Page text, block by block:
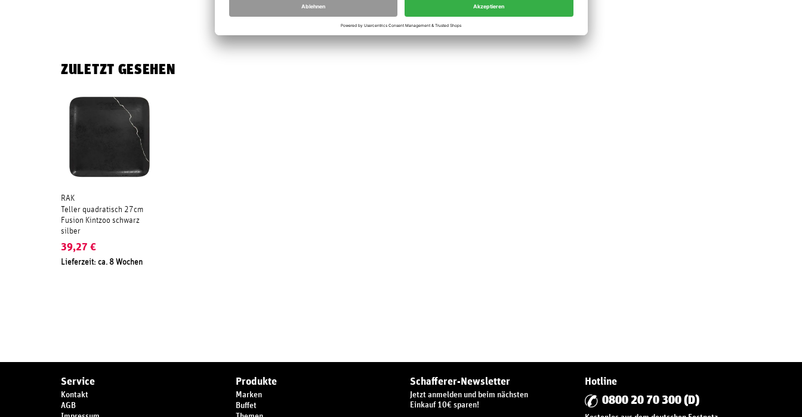
ZULETZT GESEHEN
RAK
Teller quadratisch 27cm
Fusion Kintzoo schwarz
silber
39,27 €
Lieferzeit: ca. 8 Wochen
Service
Kontakt
AGB
Produkte
Marken
Buffet
Schafferer-Newsletter
Jetzt anmelden und beim nächsten
Einkauf 10€ sparen!
Hotline
0800 20 70 300 (D)